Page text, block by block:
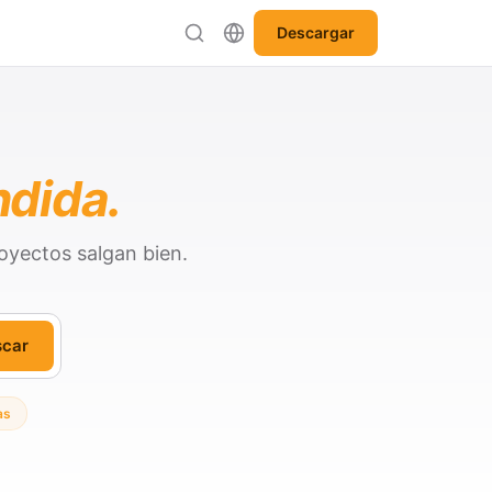
Descargar
salgan bien.